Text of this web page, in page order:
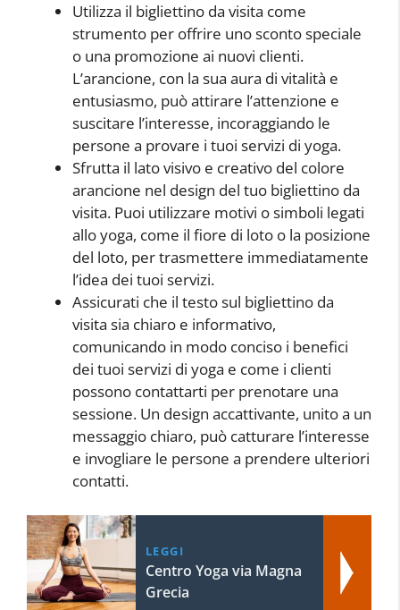
Utilizza il bigliettino da visita come
strumento per offrire uno sconto speciale
o una promozione ai nuovi clienti.
L’arancione, con la sua aura di vitalità e
entusiasmo, può attirare l’attenzione e
suscitare l’interesse, incoraggiando le
persone a provare i tuoi servizi di yoga.
Sfrutta il lato visivo e creativo del colore
arancione nel design del tuo bigliettino da
visita. Puoi utilizzare motivi o simboli legati
allo yoga, come il fiore di loto o la posizione
del loto, per trasmettere immediatamente
l’idea dei tuoi servizi.
Assicurati che il testo sul bigliettino da
visita sia chiaro e informativo,
comunicando in modo conciso i benefici
dei tuoi servizi di yoga e come i clienti
possono contattarti per prenotare una
sessione. Un design accattivante, unito a un
messaggio chiaro, può catturare l’interesse
e invogliare le persone a prendere ulteriori
contatti.
LEGGI
Centro Yoga via Magna
Grecia